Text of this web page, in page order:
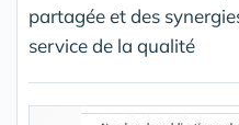
partagée et des
service de la qualité